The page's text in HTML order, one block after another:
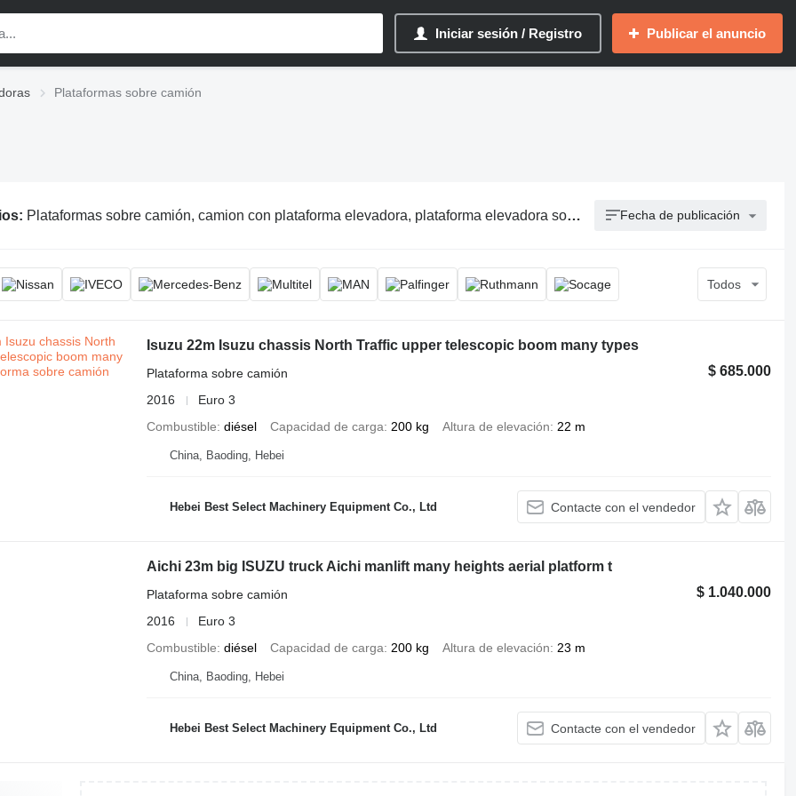
Iniciar sesión / Registro Publicar el anuncio
Plataformas sobre camión
Plataformas sobre camión, camion con plataforma elevadora, plataforma elevadora sobre camión, grua con cesta Fecha de publicación
Todos
Isuzu 22m Isuzu chassis North Traffic upper telescopic boom many types
$ 685.000
Plataforma sobre camión
2016
Euro 3
Combustible diésel Capacidad de carga 200 kg Altura de elevación 22 m
China, Baoding, Hebei
Hebei Best Select Machinery Equipment Co., Ltd Contacte con el vendedor
Aichi 23m big ISUZU truck Aichi manlift many heights aerial platform t
$ 1.040.000
Plataforma sobre camión
2016
Euro 3
Combustible diésel Capacidad de carga 200 kg Altura de elevación 23 m
China, Baoding, Hebei
Hebei Best Select Machinery Equipment Co., Ltd Contacte con el vendedor